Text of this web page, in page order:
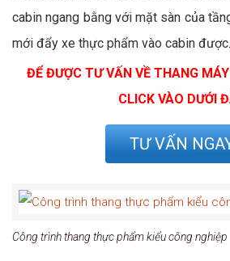
cabin ngang bằng với mặt sàn của
mới đẩy xe thực phẩm vào cabin được.
ĐỂ ĐƯỢC TƯ VẤN VỀ THANG
CLICK VÀO DƯỚI
TƯ VẤN
Công trình thang thực phẩm kiểu công nghiệp